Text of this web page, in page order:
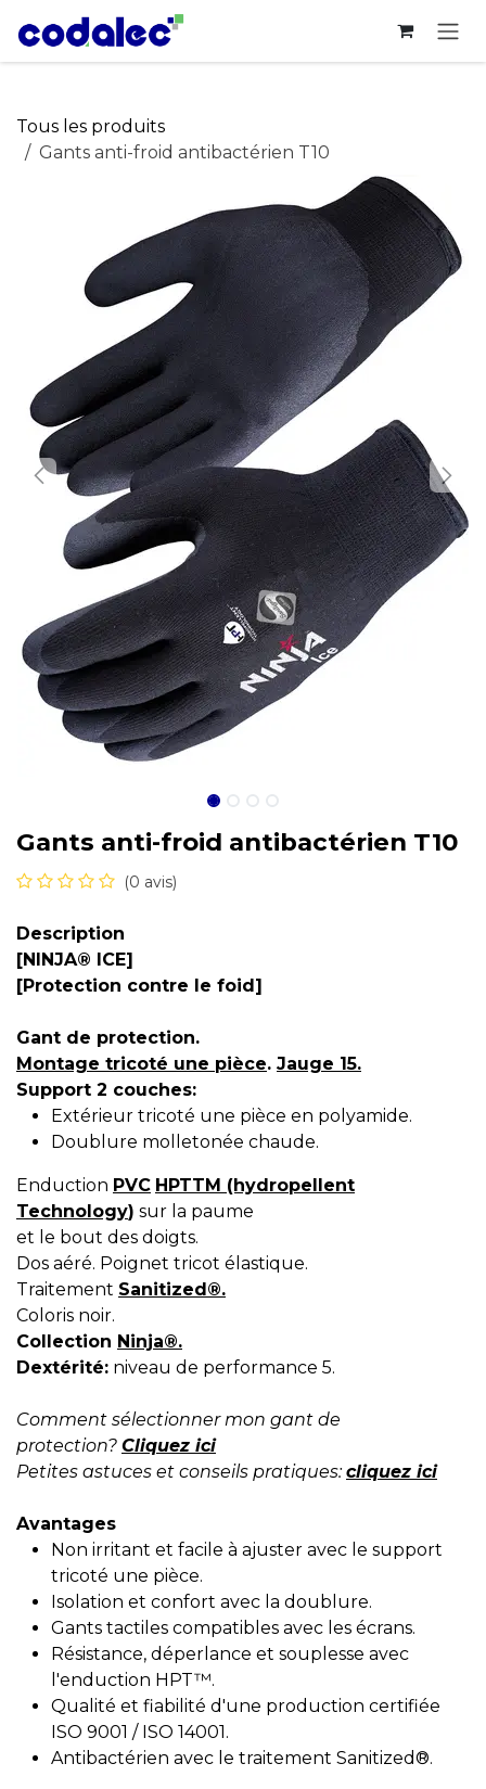
Se rendre au contenu
Tous les produits
Gants anti-froid antibactérien T10
Gants anti-froid antibactérien T10
(0 avis)
Description
[NINJA® ICE]
[Protection contre le foid]
Gant de protection.
Montage tricoté une pièce. Jauge 15.
Support 2 couches:
Extérieur tricoté une pièce en polyamide.
Doublure molletonée chaude.
Enduction PVC HPTTM (hydropellent
Technology) sur la paume
et le bout des doigts.
Dos aéré. Poignet tricot élastique.
Traitement Sanitized®.
Coloris noir.
Collection Ninja®.
Dextérité: niveau de performance 5.
Comment sélectionner mon gant de
protection? Cliquez ici
Petites astuces et conseils pratiques:cliquez ici
Avantages
Non irritant et facile à ajuster avec le support
tricoté une pièce.
Isolation et confort avec la doublure.
Gants tactiles compatibles avec les écrans.
Résistance, déperlance et souplesse avec
l'enduction HPT™.
Qualité et fiabilité d'une production certifiée
ISO 9001 / ISO 14001.
Antibactérien avec le traitement Sanitized®.